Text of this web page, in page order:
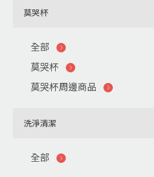
莫哭杯
全部
莫哭杯
莫哭杯周邊商品
洗淨清潔
全部